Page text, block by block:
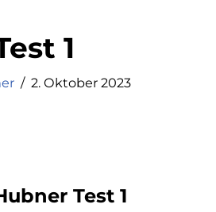
1
2. Oktober 2023
Test 1